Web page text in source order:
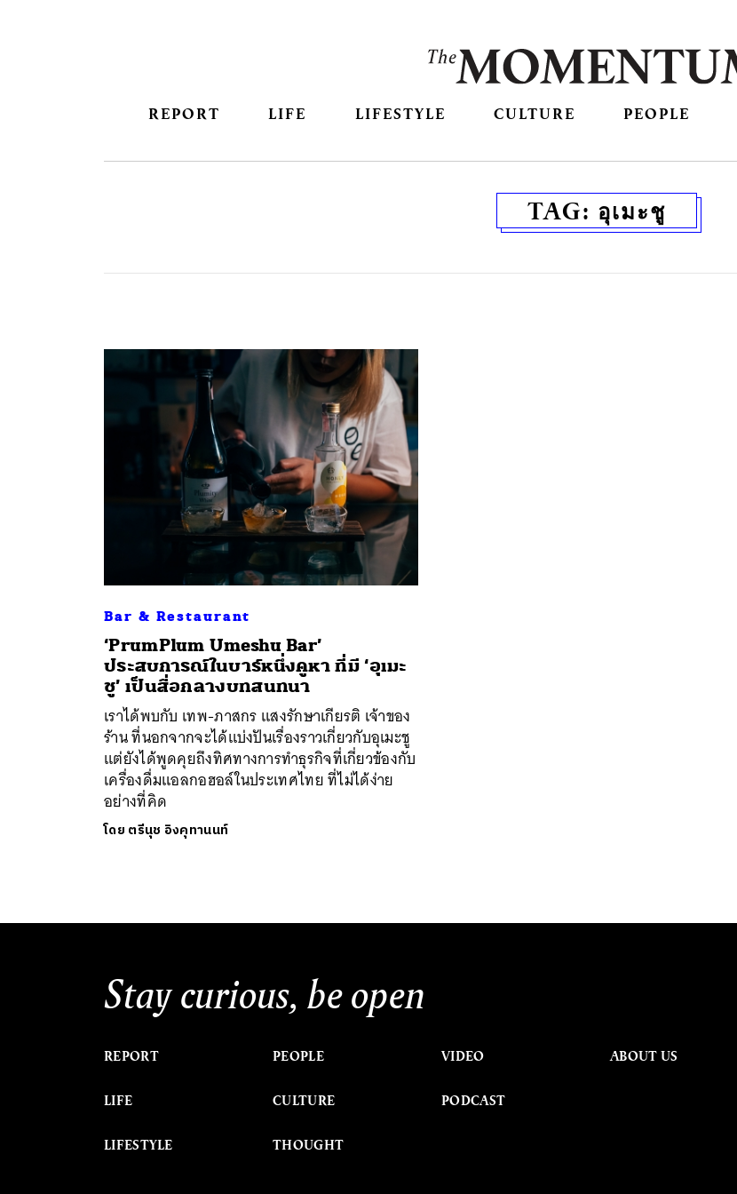
REPORT LIFE LIFESTYLE CULTURE PEOPLE
TAG: อุเมะชู
Bar & Restaurant
‘PrumPlum Umeshu Bar’
ประสบการณ์ในบาร์หนึ่งคูหา ที่มี ‘อุเมะ
ชู’ เป็นสื่อกลางบทสนทนา
เราได้พบกับ เทพ-ภาสกร แสงรักษาเกียรติ เจ้าของ
ร้าน ที่นอกจากจะได้แบ่งปันเรื่องราวเกี่ยวกับอุเมะชู
แต่ยังได้พูดคุยถึงทิศทางการทำธุรกิจที่เกี่ยวข้องกับ
เครื่องดื่มแอลกอฮอล์ในประเทศไทย ที่ไม่ได้ง่าย
อย่างที่คิด
โดย ตรีนุช อิงคุทานนท์
Stay curious, be open
REPORT
LIFE
LIFESTYLE
PEOPLE
CULTURE
THOUGHT
VIDEO
PODCAST
ABOUT US
ค้นหา